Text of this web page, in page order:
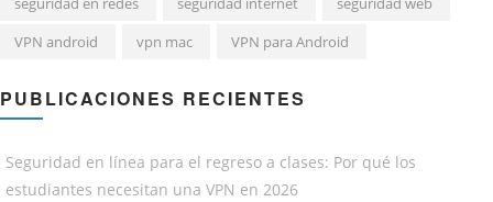
VPN android
vpn mac VPN para Android
PUBLICACIONES RECIENTES
Seguridad en línea para el regreso a clases: Por qué los
estudiantes necesitan una VPN en 2026